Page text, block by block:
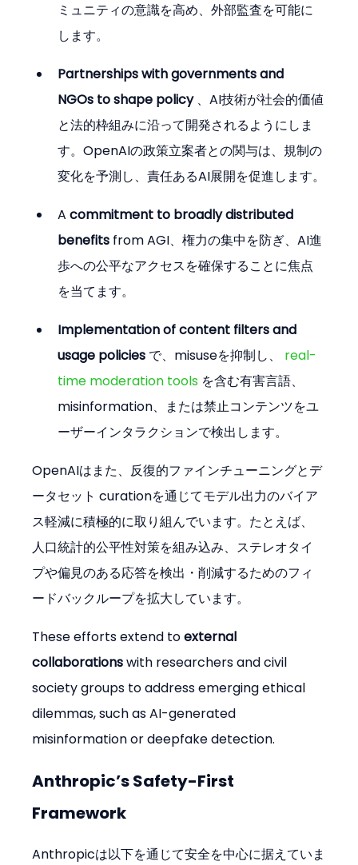
ミュニティの意識を高め、外部監査を可能に
します。
Partnerships with governments and
NGOs to shape policy 、AI技術が社会的価値
と法的枠組みに沿って開発されるようにしま
す。OpenAIの政策立案者との関与は、規制の
変化を予測し、責任あるAI展開を促進します。
A commitment to broadly distributed
benefits from AGI、権力の集中を防ぎ、AI進
歩への公平なアクセスを確保することに焦点
を当てます。
Implementation of content filters and
usage policies で、misuseを抑制し、 real-
time moderation tools を含む有害言語、
misinformation、または禁止コンテンツをユ
ーザーインタラクションで検出します。
OpenAIはまた、反復的ファインチューニングとデ
ータセット curationを通じてモデル出力のバイア
ス軽減に積極的に取り組んでいます。たとえば、
人口統計的公平性対策を組み込み、ステレオタイ
プや偏見のある応答を検出・削減するためのフィ
ードバックループを拡大しています。
These efforts extend to external
collaborations with researchers and civil
society groups to address emerging ethical
dilemmas, such as AI-generated
misinformation or deepfake detection.
Anthropic’s Safety-First
Framework
Anthropicは以下を通じて安全を中心に据えていま